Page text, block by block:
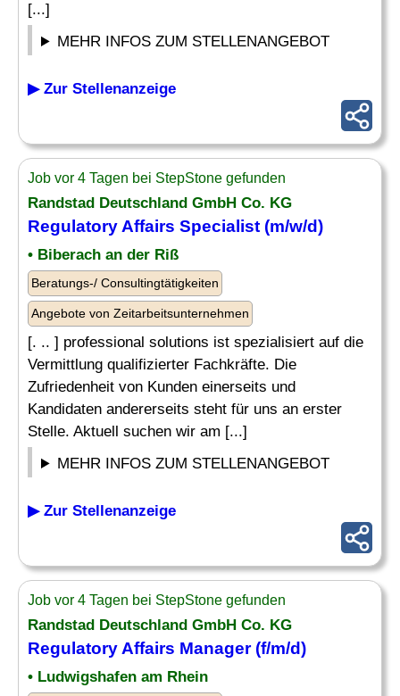
[...]
MEHR INFOS ZUM STELLENANGEBOT
▶ Zur Stellenanzeige
Job vor 4 Tagen bei StepStone gefunden
Randstad Deutschland GmbH Co. KG
Regulatory Affairs Specialist (m/w/d)
• Biberach an der Riß
Beratungs-/ Consultingtätigkeiten
Angebote von Zeitarbeitsunternehmen
[. .. ] professional solutions ist spezialisiert auf die
Vermittlung qualifizierter Fachkräfte. Die
Zufriedenheit von Kunden einerseits und
Kandidaten andererseits steht für uns an erster
Stelle. Aktuell suchen wir am [...]
MEHR INFOS ZUM STELLENANGEBOT
▶ Zur Stellenanzeige
Job vor 4 Tagen bei StepStone gefunden
Randstad Deutschland GmbH Co. KG
Regulatory Affairs Manager (f/m/d)
• Ludwigshafen am Rhein